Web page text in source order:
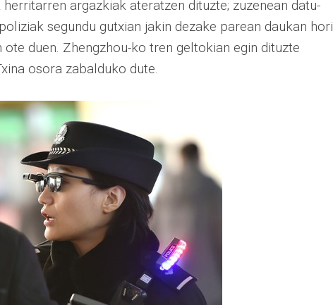
argazkiak ateratzen dituzte; zuzenean datu-
segundu gutxian jakin dezake parean daukan hori
duen. Zhengzhou-ko tren geltokian egin dituzte
osora zabalduko dute.